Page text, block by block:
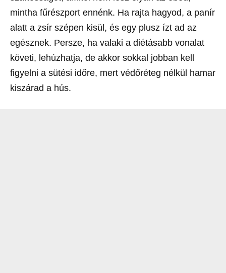
mintha fűrészport ennénk. Ha rajta hagyod, a panír
alatt a zsír szépen kisül, és egy plusz ízt ad az
egésznek. Persze, ha valaki a diétásabb vonalat
követi, lehúzhatja, de akkor sokkal jobban kell
figyelni a sütési időre, mert védőréteg nélkül hamar
kiszárad a hús.